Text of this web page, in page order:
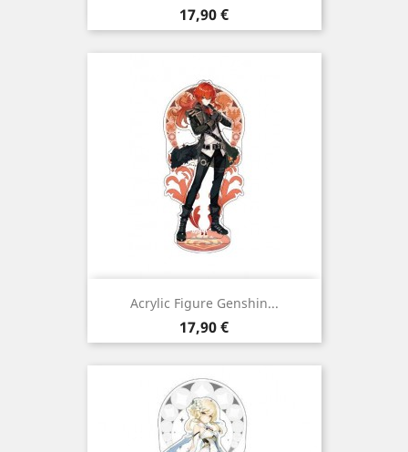
Preço
17,90 €
Acrylic Figure Genshin...
Preço
17,90 €